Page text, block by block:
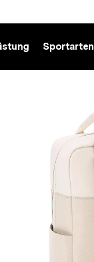
Sportarten